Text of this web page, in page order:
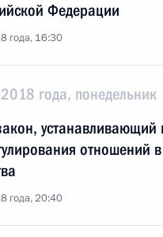
Федерации
года, 16:30
года, понедельник
устанавливающий
отношений
года, 20:40